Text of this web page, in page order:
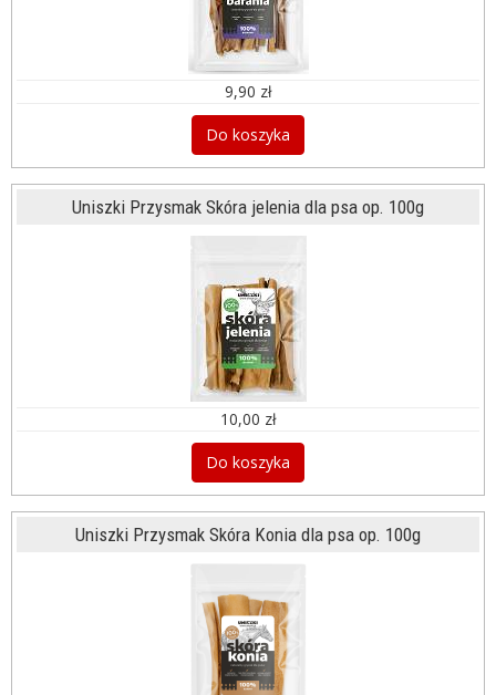
9,90 zł
Do koszyka
Uniszki Przysmak Skóra jelenia dla psa op. 100g
10,00 zł
Do koszyka
Uniszki Przysmak Skóra Konia dla psa op. 100g